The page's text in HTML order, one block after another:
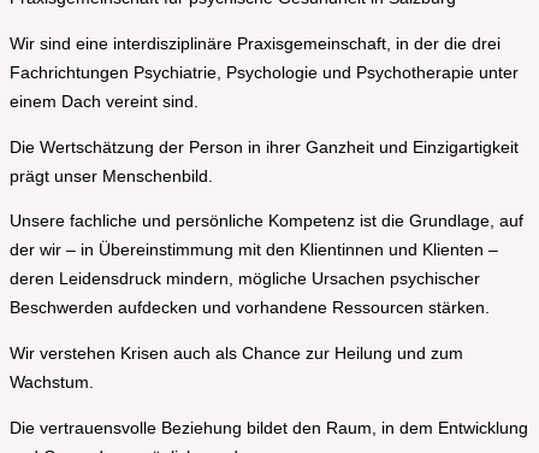
Wir sind eine interdisziplinäre Praxisgemeinschaft, in der die drei
Fachrichtungen Psychiatrie, Psychologie und Psychotherapie unter
einem Dach vereint sind.
Die Wertschätzung der Person in ihrer Ganzheit und Einzigartigkeit
prägt unser Menschenbild.
Unsere fachliche und persönliche Kompetenz ist die Grundlage, auf
der wir – in Übereinstimmung mit den Klientinnen und Klienten –
deren Leidensdruck mindern, mögliche Ursachen psychischer
Beschwerden aufdecken und vorhandene Ressourcen stärken.
Wir verstehen Krisen auch als Chance zur Heilung und zum
Wachstum.
Die vertrauensvolle Beziehung bildet den Raum, in dem Entwicklung